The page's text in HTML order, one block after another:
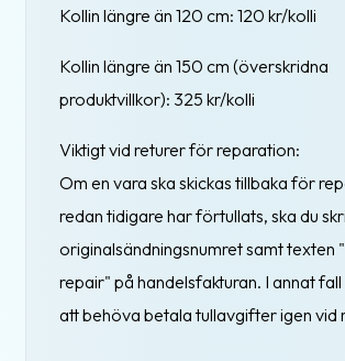
Kollin längre än 120 cm: 120 kr/kolli
Kollin längre än 150 cm (överskridna
produktvillkor): 325 kr/kolli
Viktigt vid returer för reparation:
Om en vara ska skickas tillbaka för
redan tidigare har förtullats, ska du
originalsändningsnumret samt texten
repair" på handelsfakturan. I annat
att behöva betala tullavgifter igen vid